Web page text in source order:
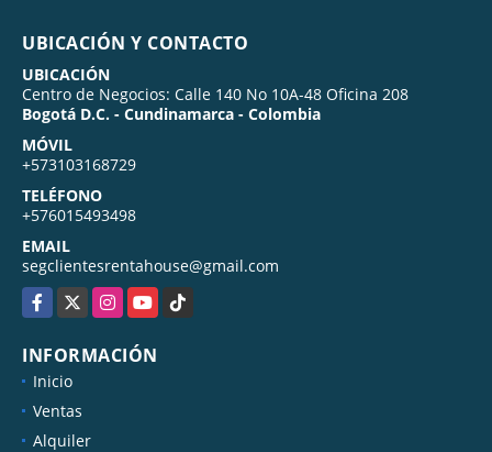
UBICACIÓN Y CONTACTO
UBICACIÓN
Centro de Negocios: Calle 140 No 10A-48 Oficina 208
Bogotá D.C. - Cundinamarca - Colombia
MÓVIL
+573103168729
TELÉFONO
+576015493498
EMAIL
segclientesrentahouse@gmail.com
Facebook
X InstagramYouTubeTikTok
INFORMACIÓN
Inicio
Ventas
Alquiler